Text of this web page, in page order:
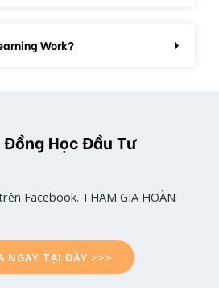
Work?
Học Đầu Tư
Facebook. THAM GIA HOÀN
NGAY TẠI ĐÂY >>>